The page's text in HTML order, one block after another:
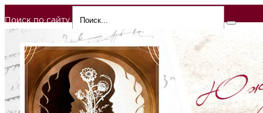
Поиск по сайту